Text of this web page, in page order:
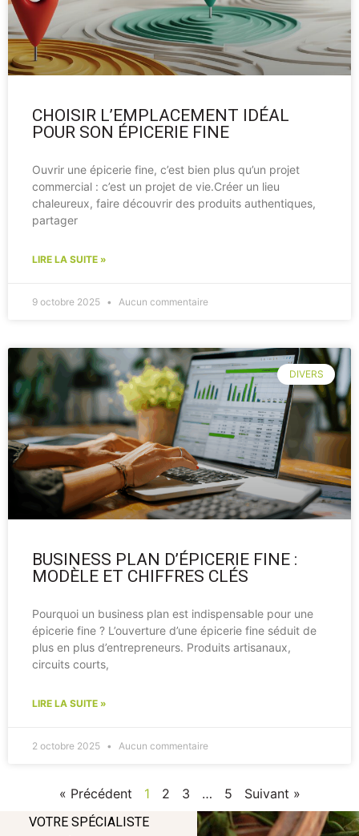
CHOISIR L’EMPLACEMENT IDÉAL
POUR SON ÉPICERIE FINE
Ouvrir une épicerie fine, c’est bien plus qu’un projet
commercial : c’est un projet de vie.Créer un lieu
chaleureux, faire découvrir des produits authentiques,
partager
LIRE LA SUITE »
9 octobre 2025 Aucun commentaire
DIVERS
BUSINESS PLAN D’ÉPICERIE FINE :
MODÈLE ET CHIFFRES CLÉS
Pourquoi un business plan est indispensable pour une
épicerie fine ? L’ouverture d’une épicerie fine séduit de
plus en plus d’entrepreneurs. Produits artisanaux,
circuits courts,
LIRE LA SUITE »
2 octobre 2025 Aucun commentaire
« Précédent 1 2 3 … 5 Suivant »
VOTRE SPÉCIALISTE